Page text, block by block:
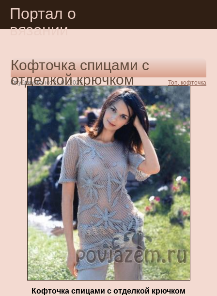
Портал о
вязании
Кофточка спицами с
отделкой крючком
Опубликовано: 31.01.2026 Топ, кофточка
Кофточка спицами с отделкой крючком